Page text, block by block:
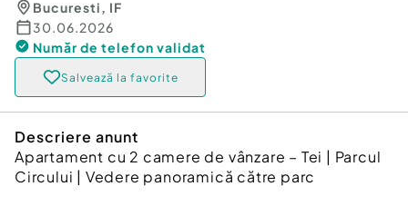
Bucuresti, IF
30.06.2026
Număr de telefon validat
Salvează la favorite
Descriere anunt
Apartament cu 2 camere de vânzare – Tei | Parcul
Circului | Vedere panoramică către parc